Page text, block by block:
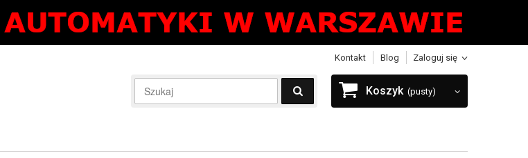
Zaloguj się
Kontakt Blog
Koszyk (pusty)